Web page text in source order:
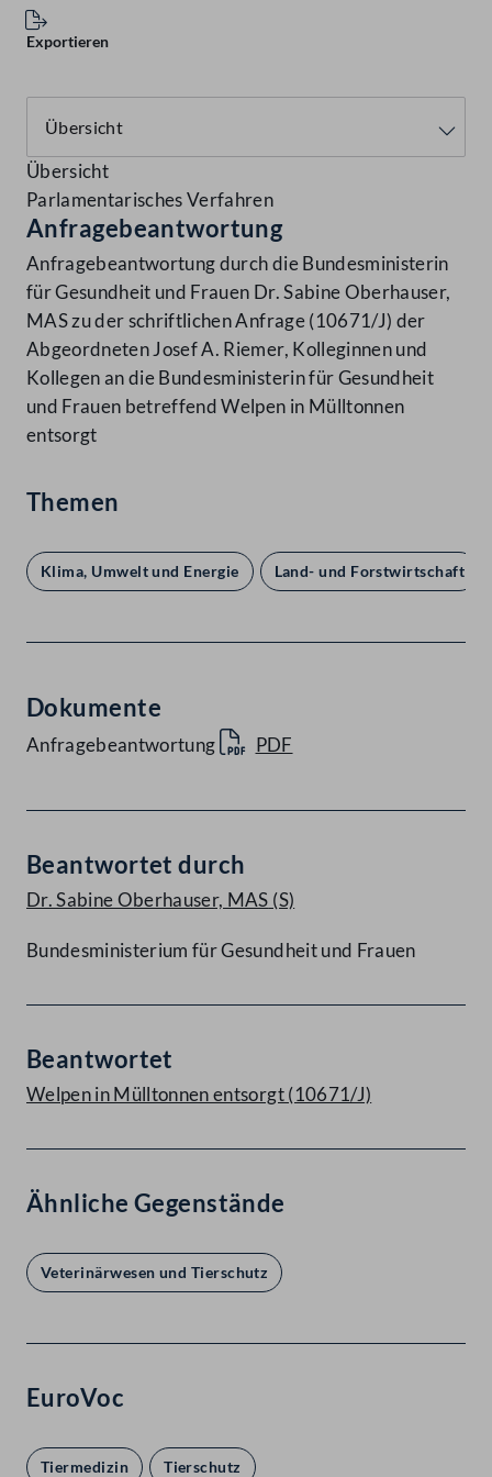
Exportieren
Übersicht
Parlamentarisches Verfahren
Anfragebeantwortung
Anfragebeantwortung durch die Bundesministerin
für Gesundheit und Frauen Dr. Sabine Oberhauser,
MAS zu der schriftlichen Anfrage (10671/J) der
Abgeordneten Josef A. Riemer, Kolleginnen und
Kollegen an die Bundesministerin für Gesundheit
und Frauen betreffend Welpen in Mülltonnen
entsorgt
Themen
Klima, Umwelt und Energie Land- und Forstwirtschaft
Dokumente
Anfragebeantwortung PDF
Beantwortet durch
Dr. Sabine Oberhauser, MAS (S)
Bundesministerium für Gesundheit und Frauen
Beantwortet
Welpen in Mülltonnen entsorgt (10671/J)
Ähnliche Gegenstände
Veterinärwesen und Tierschutz
EuroVoc
Tiermedizin Tierschutz